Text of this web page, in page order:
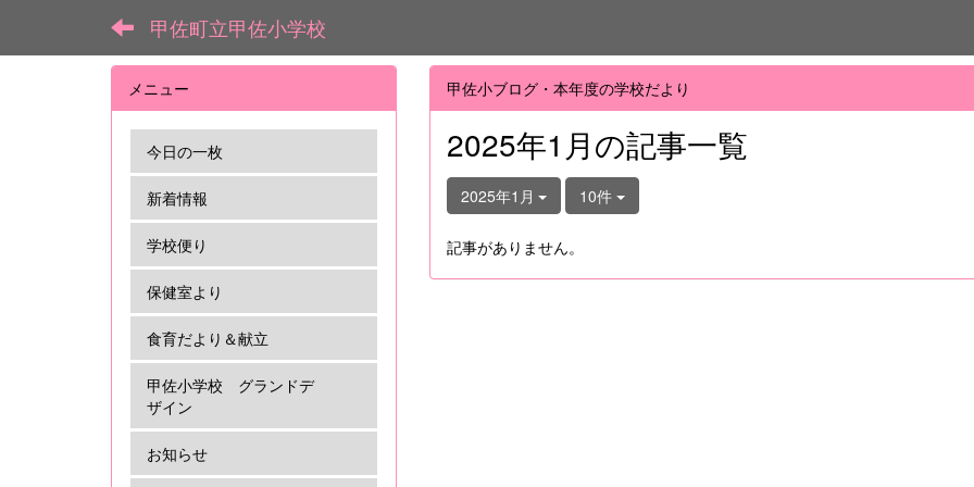
甲佐町立甲佐小学校
甲佐小ブログ・本年度の学校だより
2025年1月の記事一覧
2025年1月 10件
記事がありません。
メニュー
今日の一枚
新着情報
学校便り
保健室より
食育だより＆献立
甲佐小学校 グランドデ
ザイン
お知らせ